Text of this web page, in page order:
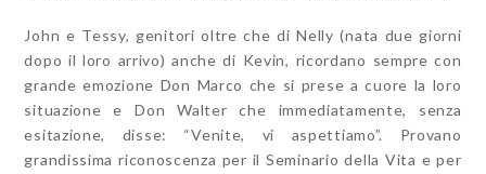
John e Tessy, genitori oltre che di Nelly (nata due giorni
dopo il loro arrivo) anche di Kevin, ricordano sempre con
grande emozione Don Marco che si prese a cuore la loro
situazione e Don Walter che immediatamente, senza
esitazione, disse: “Venite, vi aspettiamo”. Provano
grandissima riconoscenza per il Seminario della Vita e per